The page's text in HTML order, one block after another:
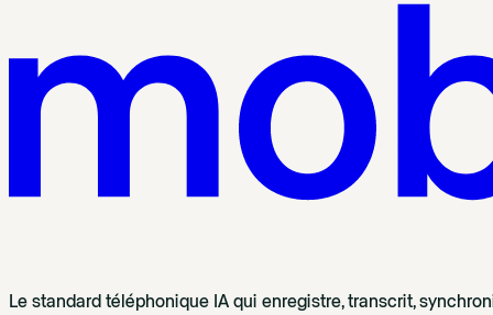
Le standard téléphonique IA qui enregistre, transcrit,